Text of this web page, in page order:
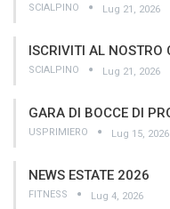
SCIALPINO Lug 21, 2026
ISCRIVITI AL NOSTRO
SCIALPINO Lug 21, 2026
GARA DI BOCCE DI
USPRIMIERO Lug 15, 2026
NEWS ESTATE 2026
FITNESS Lug 4, 2026